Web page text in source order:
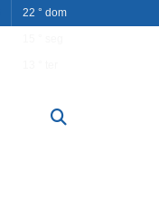
22 ° dom